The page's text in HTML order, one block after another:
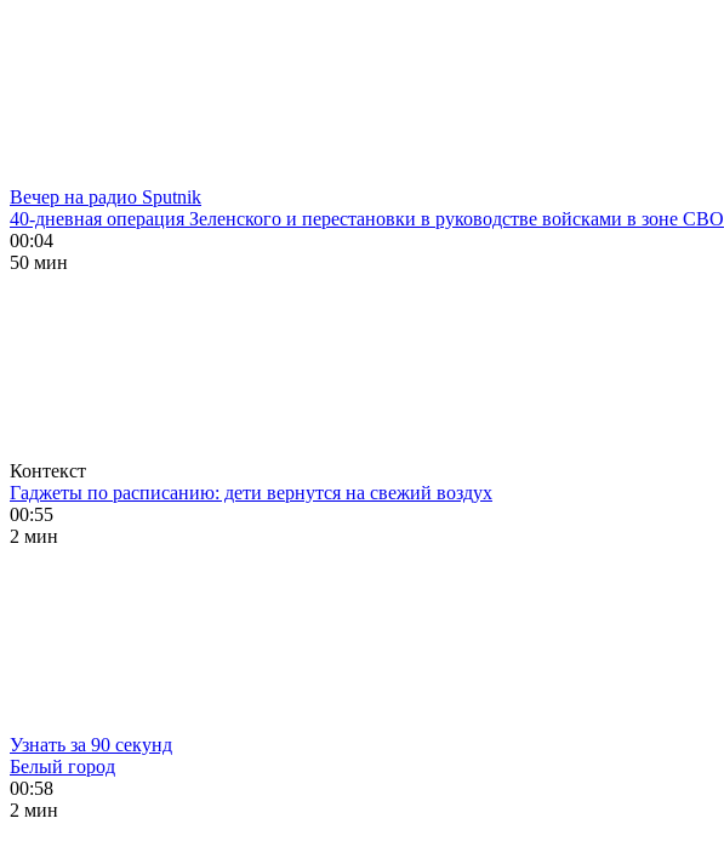
Вечер на радио Sputnik
40-дневная операция Зеленского и перестановки в руководстве войсками в зоне СВО
00:04
50 мин
Контекст
Гаджеты по расписанию: дети вернутся на свежий воздух
00:55
2 мин
Узнать за 90 секунд
Белый город
00:58
2 мин